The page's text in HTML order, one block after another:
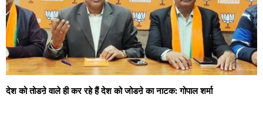
देश को तोडऩे वाले ही कर रहे हैं देश को जोडऩे का नाटक: गोपाल शर्मा